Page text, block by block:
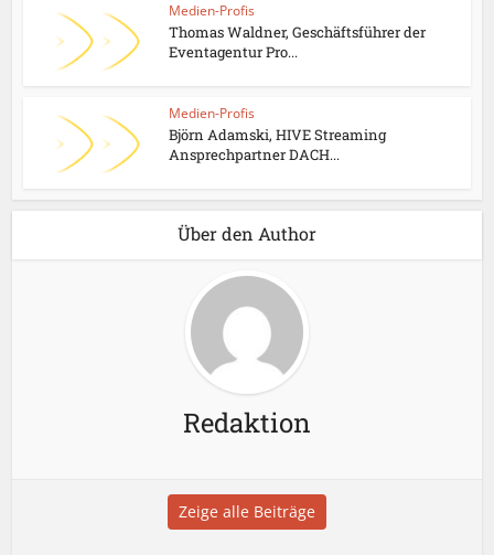
Medien-Profis
Thomas Waldner, Geschäftsführer der
Eventagentur Pro...
Medien-Profis
Björn Adamski, HIVE Streaming
Ansprechpartner DACH...
Über den Author
Redaktion
Zeige alle Beiträge